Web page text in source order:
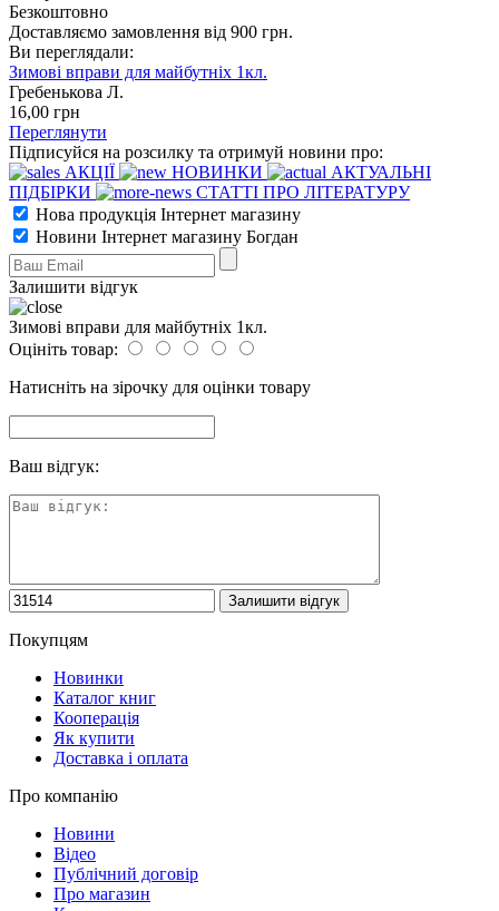
Безкоштовно
Доставляємо замовлення від 900 грн.
Ви переглядали:
Зимові вправи для майбутніх 1кл.
Гребенькова Л.
16,00 грн
Переглянути
Підписуйся на розсилку та отримуй новини про:
АКЦІЇ
НОВИНКИ
АКТУАЛЬНІ
ПІДБІРКИ
СТАТТІ ПРО ЛІТЕРАТУРУ
Нова продукція Інтернет магазину
Новини Інтернет магазину Богдан
Залишити відгук
Зимові вправи для майбутніх 1кл.
Оцініть товар:
Натисніть на зірочку для оцінки товару
Ваш відгук:
Покупцям
Новинки
Каталог книг
Кооперація
Як купити
Доставка і оплата
Про компанію
Новини
Відео
Публічний договір
Про магазин